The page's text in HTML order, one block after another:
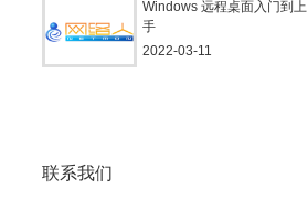
Windows 远程桌面入门到上
手
2022-03-11
联系我们